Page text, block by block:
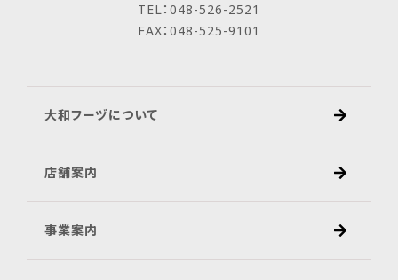
TEL：048-526-2521
FAX：048-525-9101
大和フーヅについて
店舗案内
事業案内